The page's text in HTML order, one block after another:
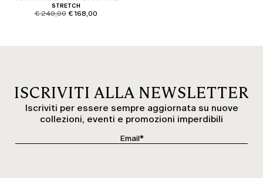
STRETCH
product.price.original
€ 240,00 product.price.sale
€ 168,00
ISCRIVITI ALLA NEWSLETTER
Iscriviti per essere sempre aggiornata su nuove
collezioni, eventi e promozioni imperdibili